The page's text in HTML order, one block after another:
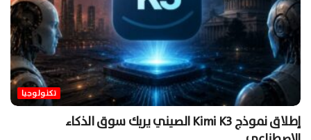
تكنولوجيا
إطلاق نموذج Kimi K3 الصيني يربك سوق الذكاء